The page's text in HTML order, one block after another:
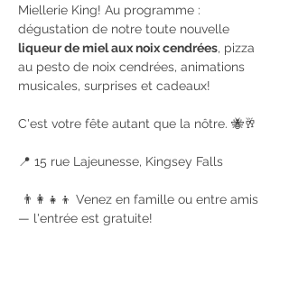
Miellerie King! Au programme :
dégustation de notre toute nouvelle
liqueur de miel aux noix cendrées, pizza
au pesto de noix cendrées, animations
musicales, surprises et cadeaux!
C'est votre fête autant que la nôtre. 🐝🥂
📍 15 rue Lajeunesse, Kingsey Falls
— l'entrée est gratuite!